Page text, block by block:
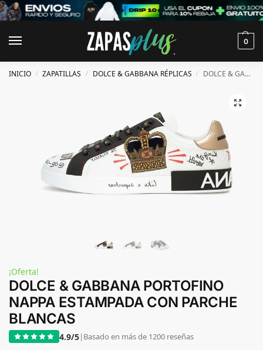
0
INICIO / ZAPATILLAS / DOLCE & GABBANA RÉPLICAS / DOLCE & GABBANA PORTOFINO NAPPA ESTAMPADA CON PARCHE BLANCAS
¡Oferta!
DOLCE & GABBANA PORTOFINO
NAPPA ESTAMPADA CON PARCHE
BLANCAS
4.9/5| Basado en más de 1200 reseñas